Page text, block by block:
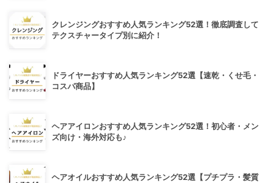
クレンジングおすすめ人気ランキング52選！徹底調査して
テクスチャータイプ別に紹介！
ドライヤーおすすめ人気ランキング52選【速乾・くせ毛・
コスパ商品】
ヘアアイロンおすすめ人気ランキング52選！初心者・メン
ズ向け・海外対応も♪
ヘアオイルおすすめ人気ランキング52選【プチプラ・髪質